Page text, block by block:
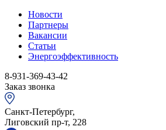
Новости
Партнеры
Вакансии
Статьи
Энергоэффективность
8-931-369-43-42
Заказ звонка
Санкт-Петербург,
Лиговский пр-т, 228